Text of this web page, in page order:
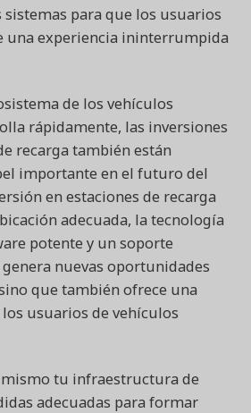
para que los usuarios
una experiencia ininterrumpida
de los vehículos
rápidamente, las inversiones
recarga también están
importante en el futuro del
en estaciones de recarga
adecuada, la tecnología
potente y un soporte
nuevas oportunidades
que también ofrece una
usuarios de vehículos
mismo tu infraestructura de
adecuadas para formar